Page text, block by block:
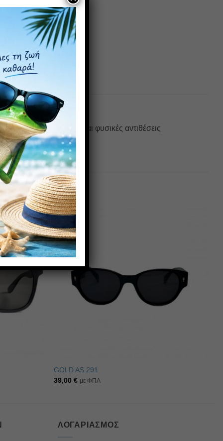
αντανακλάσεις και φυσικές αντιθέσεις
βάρος.
Πρόσθήκη
στην λίστα
επιθυμιών
GOLD AS 291
39,00€ με ΦΠΑ
ΛΟΓΑΡΙΑΣΜΌΣ